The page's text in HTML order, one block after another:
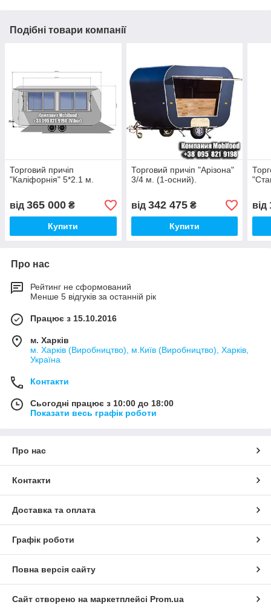
Подібні товари компанії
Торговий причіп
"Каліфорнія" 5*2.1 м.
від 365 000 ₴
Купити
Торговий причіп "Арізона"
3/4 м. (1-осний).
від 342 475₴
Купити
від
Про нас
Рейтинг не сформований
Менше 5 відгуків за останній рік
Працює з 15.10.2016
м. Харків
м. Харків (Виробництво), м.Київ (Виробництво), Харків,
Україна
Контакти
Сьогодні працює з 10:00 до 18:00
Показати весь графік роботи
Про нас
Контакти
Доставка та оплата
Графік роботи
Повна версія сайту
Сайт створено на маркетплейсі Prom.ua